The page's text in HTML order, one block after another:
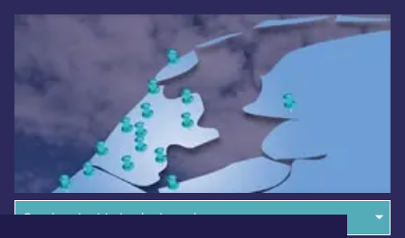
Overige dagbladen in de regio